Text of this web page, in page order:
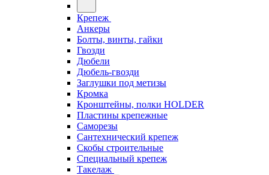
Крепеж
Анкеры
Болты, винты, гайки
Гвозди
Дюбели
Дюбель-гвозди
Заглушки под метизы
Кромка
Кронштейны, полки НОLDER
Пластины крепежные
Саморезы
Сантехнический крепеж
Скобы строительные
Специальный крепеж
Такелаж